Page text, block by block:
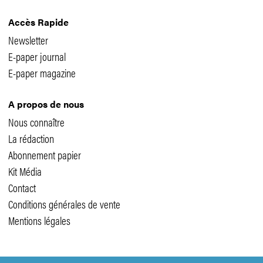
Accès Rapide
Newsletter
E-paper journal
E-paper magazine
A propos de nous
Nous connaître
La rédaction
Abonnement papier
Kit Média
Contact
Conditions générales de vente
Mentions légales